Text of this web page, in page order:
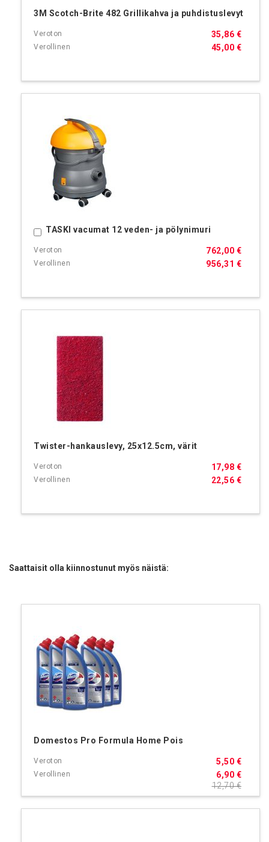
3M Scotch-Brite 482 Grillikahva ja puhdistuslevyt
45,00 €
35,86 €
TASKI vacumat 12 veden- ja pölynimuri
956,31 €
762,00 €
Ostoskoriin
Twister-hankauslevy, 25x12.5cm, värit
22,56 €
17,98 €
Saattaisit olla kiinnostunut myös näistä:
Domestos Pro Formula Home Pois
6,90 €
5,50 €
12,70 €